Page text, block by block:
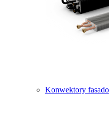
Konwektory